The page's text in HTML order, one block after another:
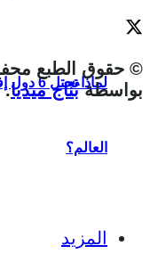
لماذا
العالم؟
المزيد
© حقوق الطبع
بواسطةبُنّاج ميديا.